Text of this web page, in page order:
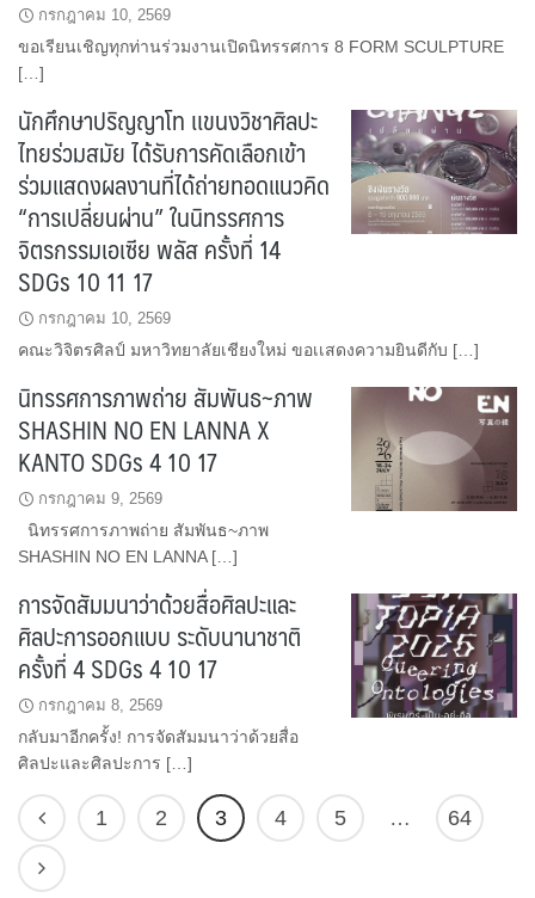
กรกฎาคม 10, 2569
ขอเรียนเชิญทุกท่านร่วมงานเปิดนิทรรศการ 8 FORM SCULPTURE
[…]
นักศึกษาปริญญาโท เเขนงวิชาศิลปะ
ไทยร่วมสมัย ได้รับการคัดเลือกเข้า
ร่วมแสดงผลงานที่ได้ถ่ายทอดแนวคิด
“การเปลี่ยนผ่าน” ในนิทรรศการ
จิตรกรรมเอเซีย พลัส ครั้งที่ 14
SDGs 10 11 17
กรกฎาคม 10, 2569
คณะวิจิตรศิลป์ มหาวิทยาลัยเชียงใหม่ ขอเเสดงความยินดีกับ […]
นิทรรศการภาพถ่าย สัมพันธ~ภาพ
SHASHIN NO EN LANNA X
KANTO SDGs 4 10 17
กรกฎาคม 9, 2569
นิทรรศการภาพถ่าย สัมพันธ~ภาพ
SHASHIN NO EN LANNA […]
การจัดสัมมนาว่าด้วยสื่อศิลปะและ
ศิลปะการออกแบบ ระดับนานาชาติ
ครั้งที่ 4 SDGs 4 10 17
กรกฎาคม 8, 2569
กลับมาอีกครั้ง! การจัดสัมมนาว่าด้วยสื่อ
ศิลปะและศิลปะการ […]
1 2 3 4 5 … 64